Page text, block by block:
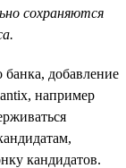
сохраняются
добавление
например
кандидатов.